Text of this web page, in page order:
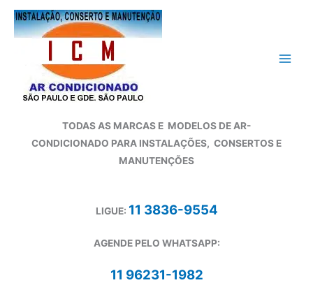
para
TODAS AS MARCAS E MODELOS DE AR-
CONDICIONADO PARA INSTALAÇÕES, CONSERTOS E
MANUTENÇÕES
LIGUE: 11 3836-9554
AGENDE PELO WHATSAPP:
11 96231-1982